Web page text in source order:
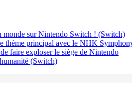
monde sur Nintendo Switch ! (Switch)
thème principal avec le NHK
faire exploser le siège de Nintendo
(Switch)